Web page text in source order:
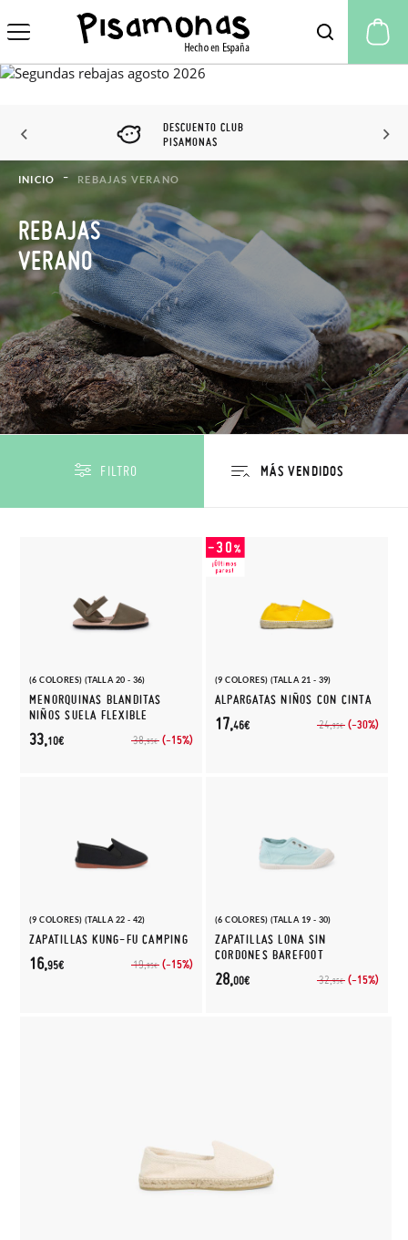
DESCUENTO CLUB
PISAMONAS
INICIO REBAJAS VERANO
REBAJAS
VERANO
FILTRO
(6 COLORES) (TALLA 20 - 36)
MENORQUINAS BLANDITAS
NIÑOS SUELA FLEXIBLE
38,95€ (-15%)
33,10€
(9 COLORES) (TALLA 21 - 39)
ALPARGATAS NIÑOS CON CINTA
24,95€ (-30%)
17,46€
(9 COLORES) (TALLA 22 - 42)
ZAPATILLAS KUNG-FU CAMPING
19,95€ (-15%)
16,95€
(6 COLORES) (TALLA 19 - 30)
ZAPATILLAS LONA SIN
CORDONES BAREFOOT
32,95€ (-15%)
28,00€